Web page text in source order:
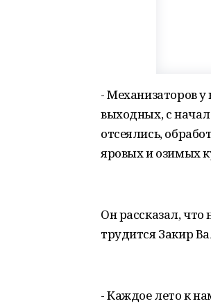
- Механизаторов у
выходных, с
отсеялись,
яровых и озимых
Он рассказал, что
трудится Закир
- Каждое лето к